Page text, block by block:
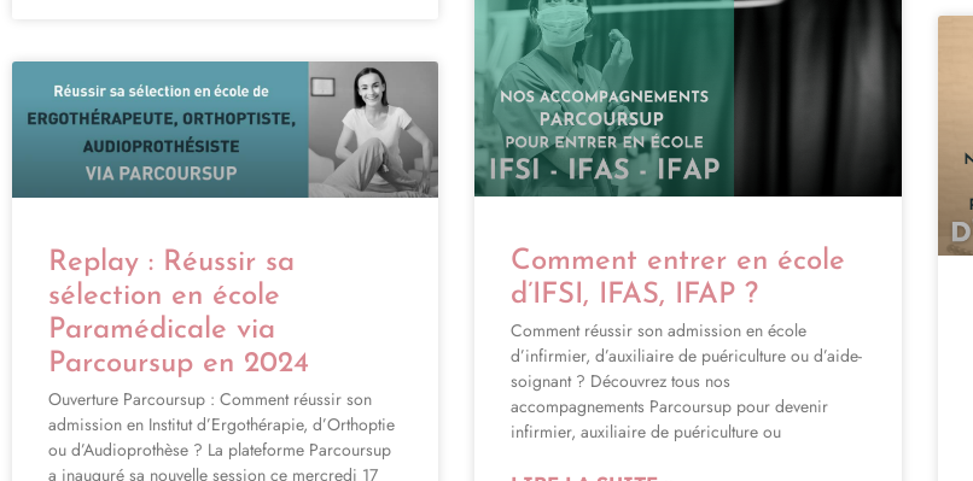
Replay : Réussir sa
sélection en école
Paramédicale via
Parcoursup en 2024
Ouverture Parcoursup : Comment réussir son
admission en Institut d’Ergothérapie, d’Orthoptie
ou d’Audioprothèse ? La plateforme Parcoursup
a inauguré sa nouvelle session ce mercredi 17
Comment entrer en école
d’IFSI, IFAS, IFAP ?
Comment réussir son admission en école
d’infirmier, d’auxiliaire de puériculture ou d’aide-
soignant ? Découvrez tous nos
accompagnements Parcoursup pour devenir
infirmier, auxiliaire de puériculture ou